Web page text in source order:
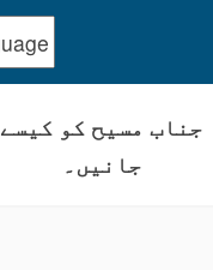
جناب مسیح کو کیسے
جانیں۔